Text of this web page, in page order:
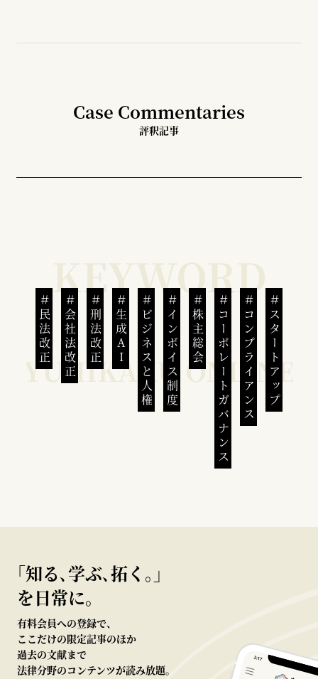
Case Commentaries
評釈記事
民法改正 会社法改正 刑法改正 生成AI ビジネスと人権インボイス制度 株主総会 コーポレートガバナンスコンプライアンススタートアップ
｢知る､学ぶ､拓く｡｣
を日常に。
有料会員への登録で、
ここだけの限定記事のほか
過去の文献まで
法律分野のコンテンツが読み放題。